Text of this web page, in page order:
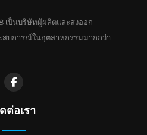
เป็นบริษัทผู้ผลิตและส่งออก
สบการณ์ในอุตสาหกรรมมากกว่า
ต่อเรา